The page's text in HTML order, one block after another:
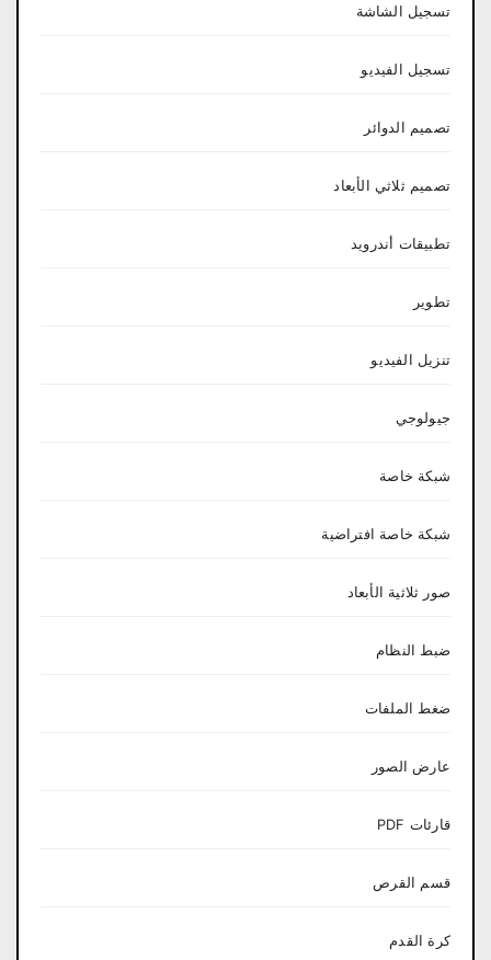
تسجيل الشاشة
تسجيل الفيديو
تصميم الدوائر
تصميم ثلاثي الأبعاد
تطبيقات أندرويد
تطوير
تنزيل الفيديو
جيولوجي
شبكة خاصة
شبكة خاصة افتراضية
صور ثلاثية الأبعاد
ضبط النظام
ضغط الملفات
عارض الصور
قارئات PDF
قسم القرص
كرة القدم